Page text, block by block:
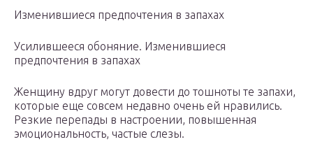
Изменившиеся предпочтения в запахах
Усилившееся обоняние. Изменившиеся
предпочтения в запахах
Женщину вдруг могут довести до тошноты те запахи,
которые еще совсем недавно очень ей нравились.
Резкие перепады в настроении, повышенная
эмоциональность, частые слезы.